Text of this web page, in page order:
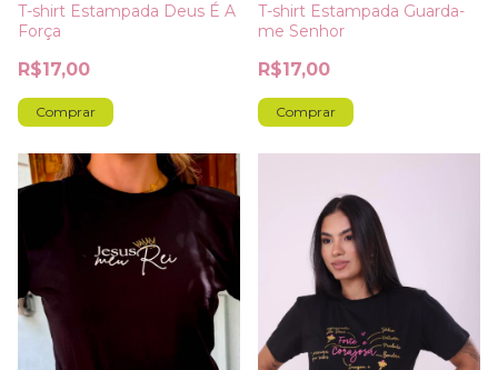
T-shirt Estampada Deus É A
Força
R$17,00
Comprar
T-shirt Estampada Guarda-
me Senhor
R$17,00
Comprar